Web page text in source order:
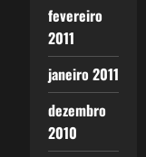
fevereiro
2011
janeiro 2011
dezembro
2010